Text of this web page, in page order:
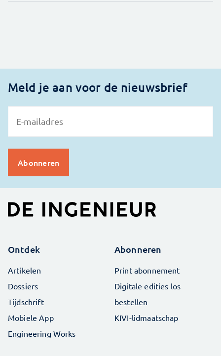
Meld je aan voor de nieuwsbrief
Ontdek
Artikelen
Dossiers
Tijdschrift
Mobiele App
Engineering Works
Abonneren
Print abonnement
Digitale edities los
bestellen
KIVI-lidmaatschap